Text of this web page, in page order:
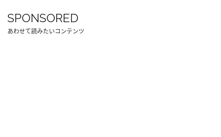
SPONSORED
あわせて読みたいコンテンツ